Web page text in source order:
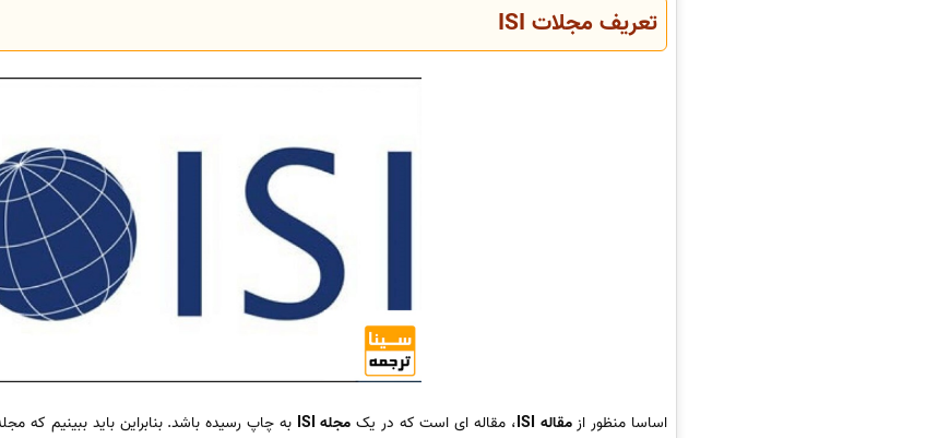
تعریف مجلات ISI
اساسا منظور ازمقاله ISI ، مقاله ای است که در یک مجله ISI